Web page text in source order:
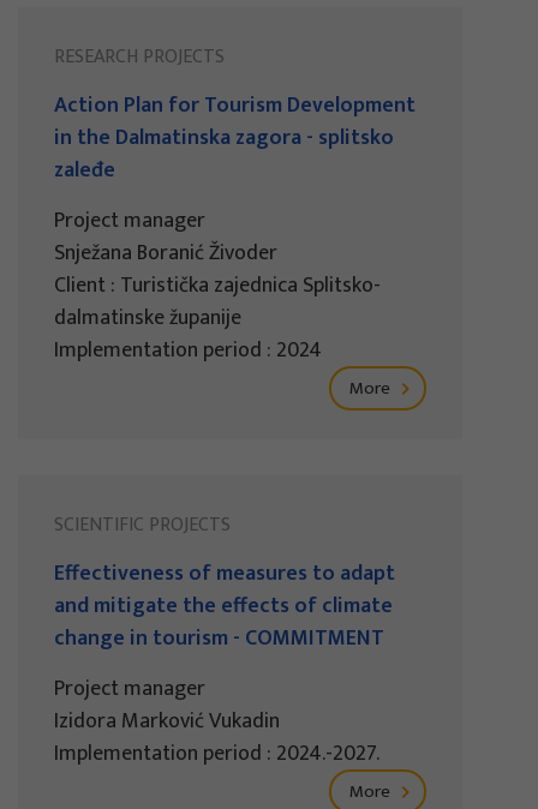
RESEARCH PROJECTS
Action Plan for Tourism Development
in the Dalmatinska zagora - splitsko
zaleđe
Project manager
Snježana Boranić Živoder
Client : Turistička zajednica Splitsko-
dalmatinske županije
Implementation period : 2024
More
SCIENTIFIC PROJECTS
Effectiveness of measures to adapt
and mitigate the effects of climate
change in tourism - COMMITMENT
Project manager
Izidora Marković Vukadin
Implementation period : 2024.-2027.
More